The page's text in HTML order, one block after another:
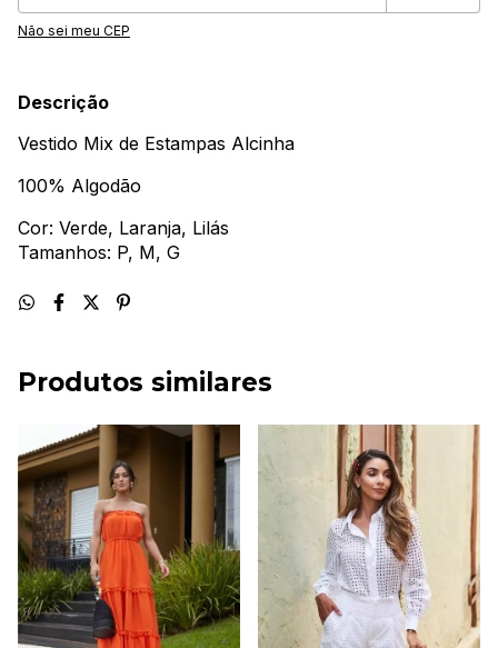
Não sei meu CEP
Descrição
Vestido Mix de Estampas Alcinha
100% Algodão
Cor: Verde, Laranja, Lilás
Tamanhos: P, M, G
Produtos similares